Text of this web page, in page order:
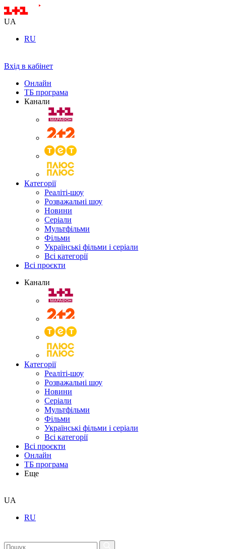
UA
RU
Вхід в кабінет
Онлайн
ТБ програма
Канали
Категорії
Реаліті-шоу
Розважальні шоу
Новини
Серіали
Мультфільми
Фільми
Українські фільми і серіали
Всі категорії
Всі проєкти
Канали
Категорії
Реаліті-шоу
Розважальні шоу
Новини
Серіали
Мультфільми
Фільми
Українські фільми і серіали
Всі категорії
Всі проєкти
Онлайн
ТБ програма
Еще
UA
RU